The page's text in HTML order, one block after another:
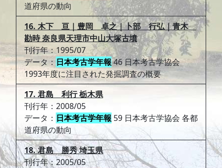
道府県の動向
16. 木下 亘｜豊岡 卓之｜卜部 行弘｜青木
勘時 奈良県天理市中山大塚古墳
刊行年：1995/07
データ： 日本考古学年報46 日本考古学協会
1993年度に注目された発掘調査の概要
17. 君島 利行 栃木県
刊行年：2008/05
データ： 日本考古学年報 59 日本考古学協会 各都
道府県の動向
18. 君島 勝秀 埼玉県
刊行年：2005/05